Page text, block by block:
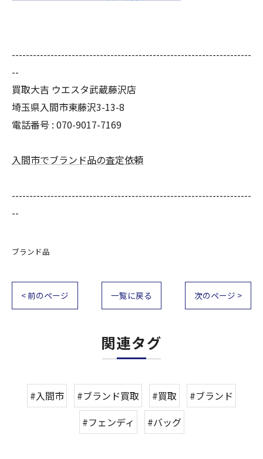
--------------------------------------------------------------------
--
買取大吉 ウエスタ武蔵藤沢店
埼玉県入間市東藤沢3-13-8
電話番号 : 070-9017-7169
入間市でブランド品の査定依頼
--------------------------------------------------------------------
--
ブランド品
< 前のページ 一覧に戻る 次のページ >
関連タグ
#入間市 #ブランド買取 #買取
#ブランド
#フェンディ
#バッグ